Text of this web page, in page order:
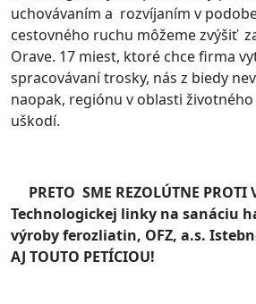
uchovávaním a rozvíjaním v
cestovného ruchu môžeme zvýšiť
Orave. 17 miest, ktoré chce firma
spracovávaní trosky, nás z biedy
naopak, regiónu v oblasti
uškodí.
PRETO SME REZOLÚTNE PROTI
Technologickej linky na sanáciu
výroby ferozliatin, OFZ, a.s.
AJ TOUTO PETÍCIOU!